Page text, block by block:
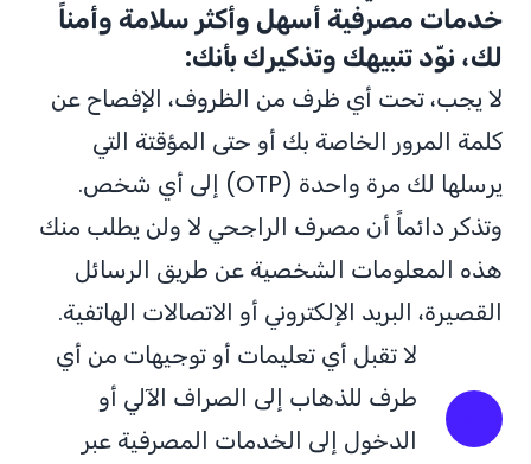
خدمات مصرفية أسهل وأكثر سلامة وأمناً
لك، نوّد تنبيهك وتذكيرك بأنك:
لا يجب، تحت أي ظرف من الظروف، الإفصاح عن
كلمة المرور الخاصة بك أو حتى المؤقتة التي
يرسلها لك مرة واحدة (OTP) إلى أي شخص.
وتذكر دائماً أن مصرف الراجحي لا ولن يطلب منك
هذه المعلومات الشخصية عن طريق الرسائل
القصيرة، البريد الإلكتروني أو الاتصالات الهاتفية.
لا تقبل أي تعليمات أو توجيهات من أي
طرف للذهاب إلى الصراف الآلي أو
الدخول إلى الخدمات المصرفية عبر